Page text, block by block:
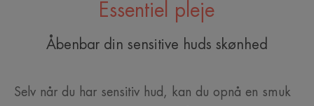
Essentiel pleje
Åbenbar din sensitive huds skønhed
Selv når du har sensitiv hud, kan du opnå en smuk